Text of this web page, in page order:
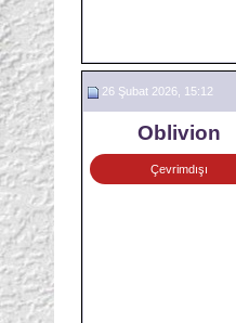
26 Şubat 2026, 15:12
Oblivion
Çevrimdışı